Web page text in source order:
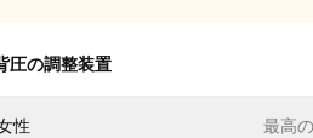
圧の調整装置
性 最高